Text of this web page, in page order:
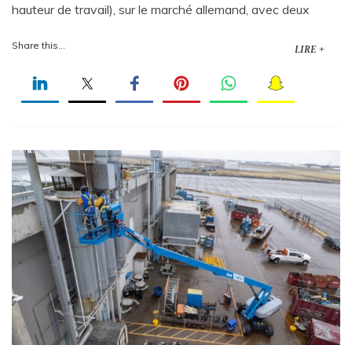
hauteur de travail), sur le marché allemand, avec deux
Share this... LIRE +